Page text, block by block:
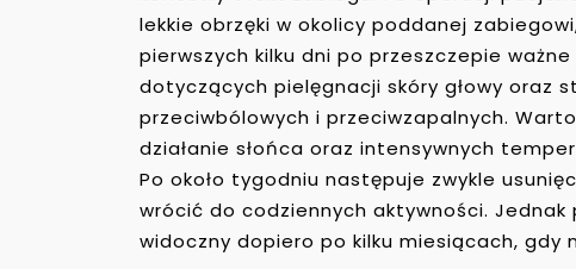
lekkie obrzęki w okolicy poddanej
pierwszych kilku dni po przeszczepie
dotyczących pielęgnacji skóry głowy oraz
przeciwbólowych i przeciwzapalnych.
działanie słońca oraz intensywnych
Po około tygodniu następuje zwykle
wrócić do codziennych aktywności. Jednak
widoczny dopiero po kilku miesiącach, gdy